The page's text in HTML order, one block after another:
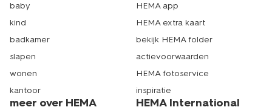
baby
kind
badkamer
slapen
wonen
kantoor
HEMA app
HEMA extra kaart
bekijk HEMA folder
actievoorwaarden
HEMA fotoservice
inspiratie
meer over HEMA HEMA International